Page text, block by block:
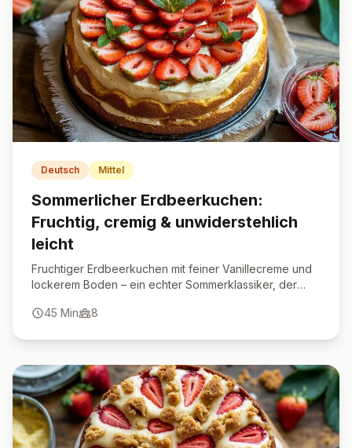
Deutsch Mittel
Sommerlicher Erdbeerkuchen:
Fruchtig, cremig & unwiderstehlich
leicht
Fruchtiger Erdbeerkuchen mit feiner Vanillecreme und
lockerem Boden – ein echter Sommerklassiker, der
45 Min 8